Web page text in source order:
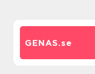
GENAS.se